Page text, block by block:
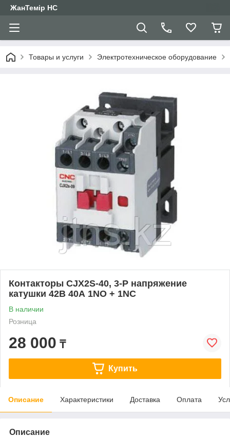
ЖанТемір НС
Товары и услуги Электротехническое оборудование
Контакторы CJX2S-40, 3-Р напряжение
катушки 42В 40А 1NO + 1NC
В наличии
Розница
28 000 ₸
Купить
Описание Характеристики Доставка Оплата
Описание